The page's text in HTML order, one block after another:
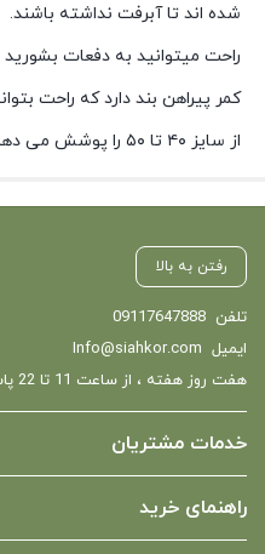
شده اند تا آبرفت نداشته باشند.
راحت میتوانید به دفعات
کمر پیراهن بند دارد که راحت
از سایز ۴۰ تا ۵۰ را پوشش می دهد و فری سایز است.
رفتن به بالا
تلفن 09117647888
ایمیل Info@siahkor.com
هفت روز هفته ، از ساعت 11 تا 22 پاسخگوی شما هستیم.
خدمات مشتریان
راهنمای خرید